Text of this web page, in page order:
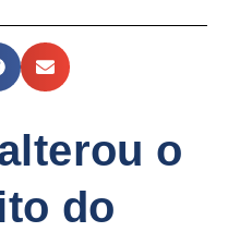
o
do